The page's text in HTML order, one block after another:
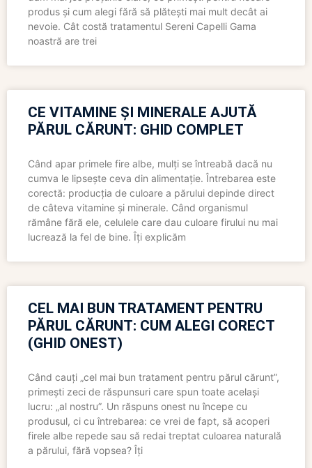
produs și cum alegi fără să plătești mai mult decât ai
nevoie. Cât costă tratamentul Sereni Capelli Gama
noastră are trei
CE VITAMINE ȘI MINERALE AJUTĂ
PĂRUL CĂRUNT: GHID COMPLET
Când apar primele fire albe, mulți se întreabă dacă nu
cumva le lipsește ceva din alimentație. Întrebarea este
corectă: producția de culoare a părului depinde direct
de câteva vitamine și minerale. Când organismul
rămâne fără ele, celulele care dau culoare firului nu mai
lucrează la fel de bine. Îți explicăm
CEL MAI BUN TRATAMENT PENTRU
PĂRUL CĂRUNT: CUM ALEGI CORECT
(GHID ONEST)
Când cauți „cel mai bun tratament pentru părul cărunt”,
primești zeci de răspunsuri care spun toate același
lucru: „al nostru”. Un răspuns onest nu începe cu
produsul, ci cu întrebarea: ce vrei de fapt, să acoperi
firele albe repede sau să redai treptat culoarea naturală
a părului, fără vopsea? Îți